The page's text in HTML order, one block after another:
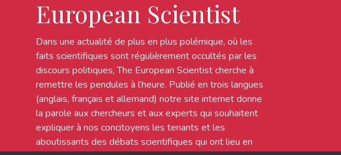
European Scientist
Dans une actualité de plus en plus polémique, où les
faits scientifiques sont régulièrement occultés par les
discours politiques, The European Scientist cherche à
remettre les pendules à l’heure. Publié en trois langues
(anglais, français et allemand) notre site internet donne
la parole aux chercheurs et aux experts qui souhaitent
expliquer à nos concitoyens les tenants et les
aboutissants des débats scientifiques qui ont lieu en